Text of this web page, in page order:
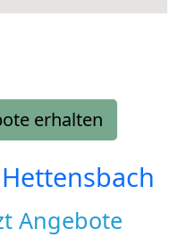
erhalten
Hettensbach
Angebote